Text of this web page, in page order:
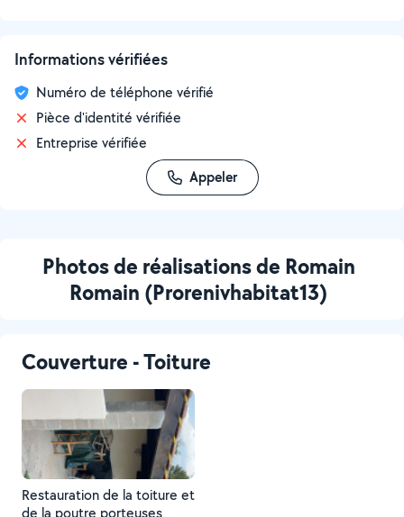
Informations vérifiées
Numéro de téléphone vérifié
Pièce d'identité vérifiée
Entreprise vérifiée
Appeler
Photos de réalisations de Romain
Romain (Prorenivhabitat13)
Couverture - Toiture
Restauration de la toiture et
de la poutre porteuses